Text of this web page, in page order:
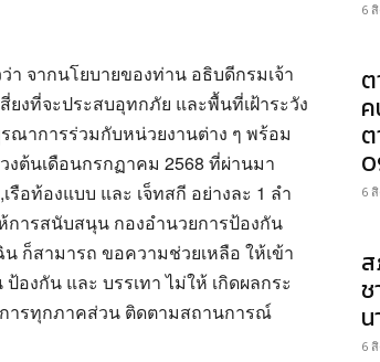
จากนโยบายของท่าน อธิบดีกรมเจ้า
งที่จะประสบอุทกภัย และพื้นที่เฝ้าระวัง
ณาการร่วมกับหน่วยงานต่าง ๆ พร้อม
งต้นเดือนกรกฏาคม 2568 ที่ผ่านมา
อท้องแบบ และ เจ็ทสกี อย่างละ 1 ลำ
การสนับสนุน กองอำนวยการป้องกัน
ก็สามารถ ขอความช่วยเหลือ ให้เข้า
องกัน และ บรรเทา ไม่ให้ เกิดผลกระ
ารทุกภาคส่วน ติดตามสถานการณ์
6
6
ช
6